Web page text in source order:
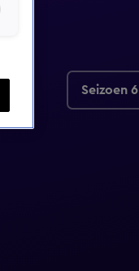
Seizoen 6